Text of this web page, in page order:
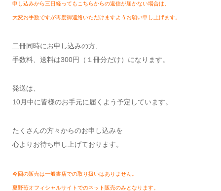
申し込みから三日経ってもこちらからの返信が届かない場合は、
大変お手数ですが再度御連絡いただけますようお願い申し上げます。
二冊同時にお申し込みの方、
手数料、送料は300円（１冊分だけ）になります。
発送は、
10月中に皆様のお手元に届くよう予定しています。
たくさんの方々からのお申し込みを
心よりお待ち申し上げております。
今回の販売は一般書店での取り扱いはありません。
夏野苺オフィシャルサイトでのネット販売のみとなります。